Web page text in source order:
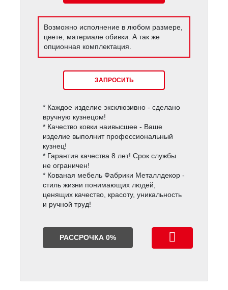
Возможно исполнение в любом размере,
цвете, материале обивки. А так же
опционная комплектация.
ЗАПРОСИТЬ
* Каждое изделие эксклюзивно - сделано
вручную кузнецом!
* Качество ковки наивысшее - Ваше
изделие выполнит профессиональный
кузнец!
* Гарантия качества 8 лет! Срок службы
не ограничен!
* Кованая мебель Фабрики Металлдекор -
стиль жизни понимающих людей,
ценящих качество, красоту, уникальность
и ручной труд!
РАССРОЧКА 0%